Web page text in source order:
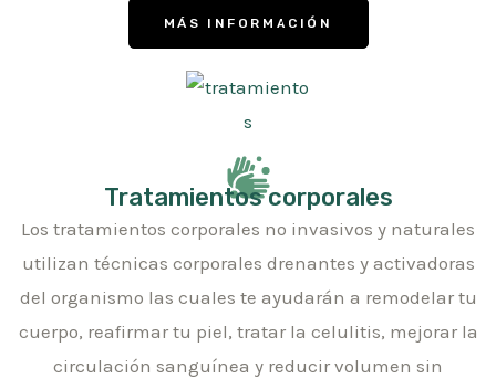
MÁS INFORMACIÓN
Tratamientos corporales
Los tratamientos corporales no invasivos y naturales
utilizan técnicas corporales drenantes y activadoras
del organismo las cuales te ayudarán a remodelar tu
cuerpo, reafirmar tu piel, tratar la celulitis, mejorar la
circulación sanguínea y reducir volumen sin